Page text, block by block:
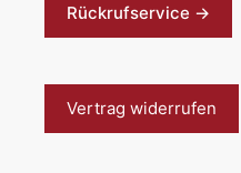
Rückrufservice →
Vertrag widerrufen